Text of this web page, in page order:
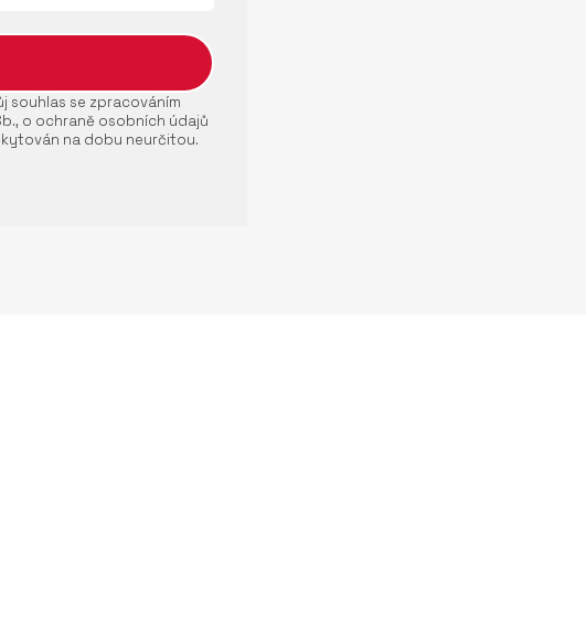
souhlas se zpracováním
o ochraně osobních údajů
na dobu neurčitou.